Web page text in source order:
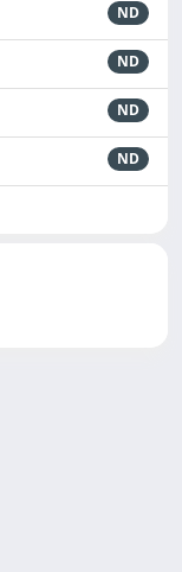
ND
ND
ND
ND